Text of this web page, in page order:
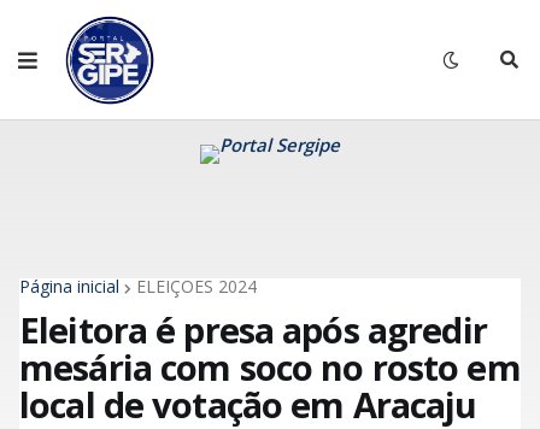
Página inicial ELEIÇÕES 2024
Eleitora é presa após agredir
mesária com soco no rosto em
local de votação em Aracaju